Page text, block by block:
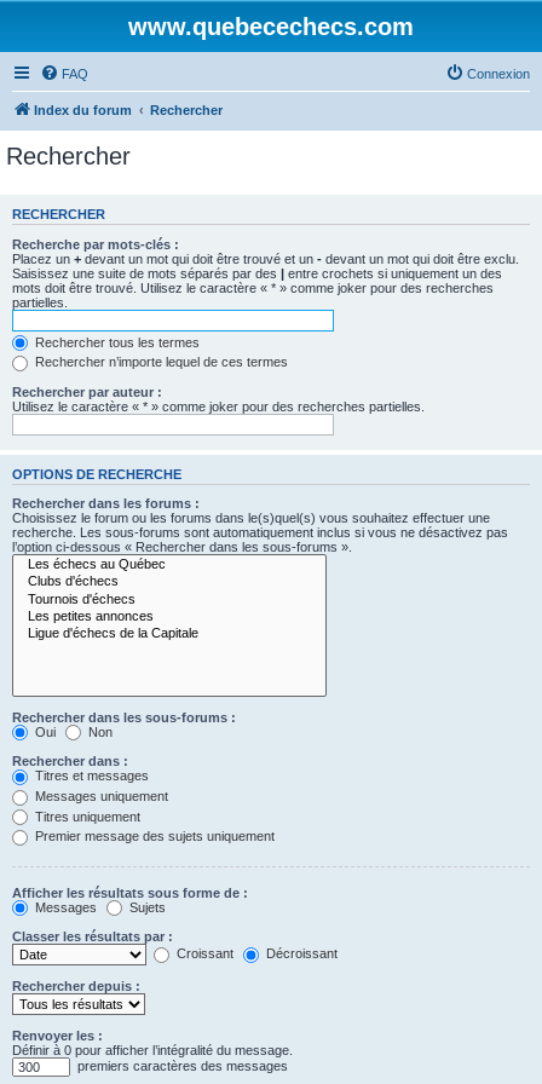
www.quebecechecs.com
FAQ Connexion
Index du forum Rechercher
Rechercher
RECHERCHER
Recherche par mots-clés :
Placez un + devant un mot qui doit être trouvé et un - devant un mot qui doit être exclu.
Saisissez une suite de mots séparés par des | entre crochets si uniquement un des
mots doit être trouvé. Utilisez le caractère « * » comme joker pour des recherches
partielles.
Rechercher tous les termes
Rechercher n’importe lequel de ces termes
Rechercher par auteur :
Utilisez le caractère « * » comme joker pour des recherches partielles.
OPTIONS DE RECHERCHE
Rechercher dans les forums :
Choisissez le forum ou les forums dans le(s)quel(s) vous souhaitez effectuer une
recherche. Les sous-forums sont automatiquement inclus si vous ne désactivez pas
l’option ci-dessous « Rechercher dans les sous-forums ».
Rechercher dans les sous-forums :
Oui
Non
Rechercher dans :
Titres et messages
Messages uniquement
Titres uniquement
Premier message des sujets uniquement
Afficher les résultats sous forme de :
Messages
Sujets
Classer les résultats par :
Croissant
Décroissant
Rechercher depuis :
Renvoyer les :
Définir à 0 pour afficher l’intégralité du message.
premiers caractères des messages